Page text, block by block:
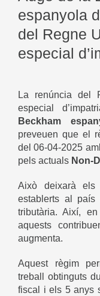
espanyola
del Regne
especial
La renúncia del
especial
Beckham
preveuen que el
del 06-04-2025
pels actuals Non-
Això deixarà els
establerts al país
tributària. Així,
aquests
augmenta.
Aquest règim
treball obtinguts
fiscal i els 5 anys